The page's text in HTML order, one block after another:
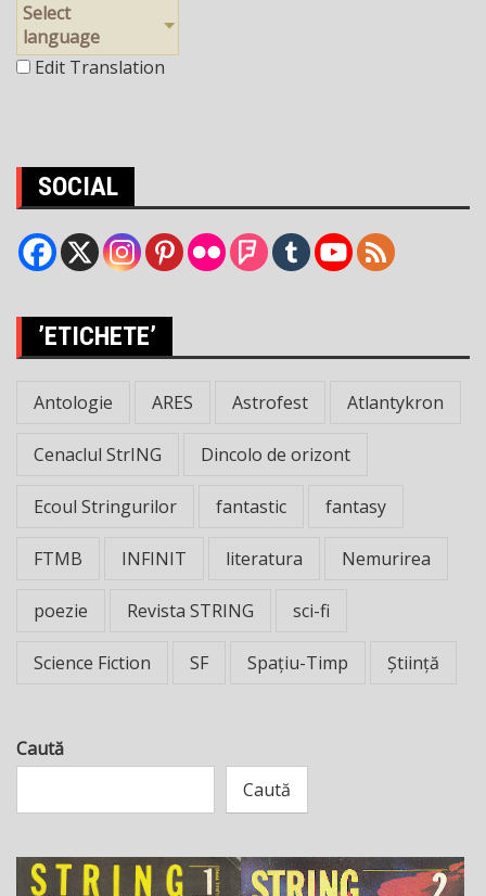
Select
language
Edit Translation
SOCIAL
’ETICHETE’
Antologie ARES Astrofest Atlantykron
Cenaclul StrING Dincolo de orizont
Ecoul Stringurilor fantastic fantasy
FTMB INFINIT literatura Nemurirea
poezie Revista STRING sci-fi
Science Fiction SF Spațiu-Timp Știință
Caută
Caută